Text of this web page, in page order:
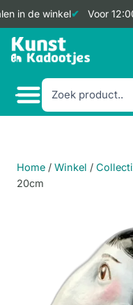
in de winkel Voor
Doorgaan
naar
Home / Winkel /
20cm